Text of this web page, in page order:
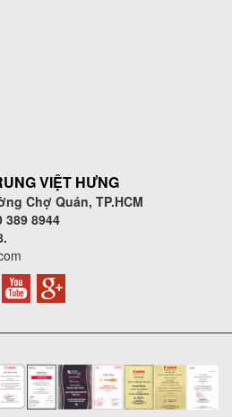
VIỆT HƯNG
Chợ Quán, TP.HCM
389 8944